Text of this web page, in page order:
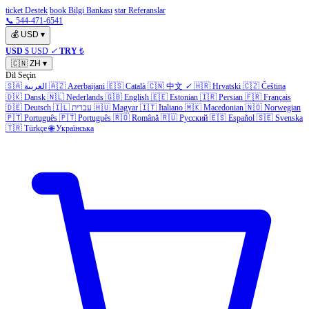
ticket Destek book Bilgi Bankası star Referanslar
📞 544-471-6541
💰 USD ▾
USD $ USD ✓ TRY ₺
🇨🇳 ZH ▾
Dil Seçin
🇸🇦 العربية 🇦🇿 Azerbaijani 🇪🇸 Català 🇨🇳 中文 ✓ 🇭🇷 Hrvatski 🇨🇿 Čeština
🇩🇰 Dansk 🇳🇱 Nederlands 🇬🇧 English 🇪🇪 Estonian 🇮🇷 Persian 🇫🇷 Français
🇩🇪 Deutsch 🇮🇱 עברית 🇭🇺 Magyar 🇮🇹 Italiano 🇲🇰 Macedonian 🇳🇴 Norwegian
🇵🇹 Português 🇵🇹 Português 🇷🇴 Română 🇷🇺 Русский 🇪🇸 Español 🇸🇪 Svenska
🇹🇷 Türkçe 🌐 Українська